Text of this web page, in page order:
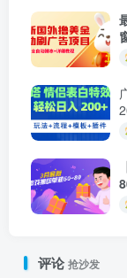
评论抢沙发